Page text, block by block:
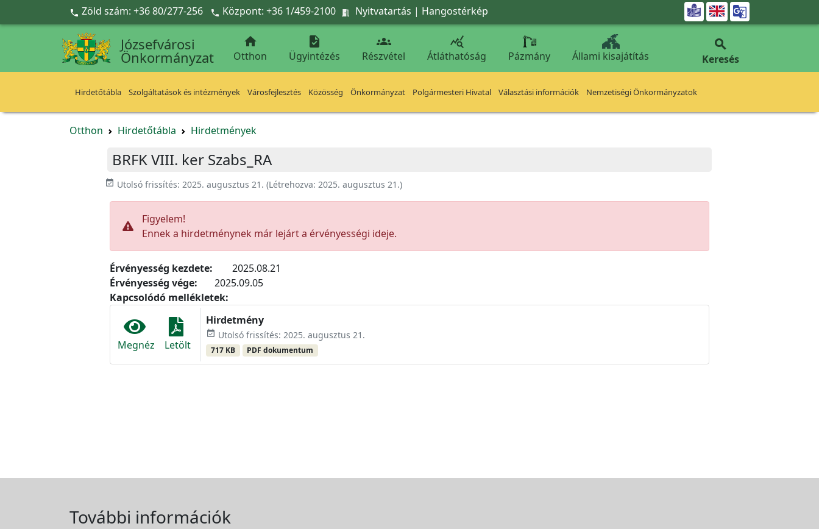
Ugrás a fő tartalomra
 Zöld szám: +36 80/277-256  Központ: +36 1/459-2100  Nyitvatartás | Hangostérkép 
Józsefvárosi
Önkormányzat

Otthon

Ügyintézés

Részvétel

Átláthatóság Pázmány Állami kisajátítás

Keresés
Hirdetőtábla Szolgáltatások és intézmények Városfejlesztés Közösség Önkormányzat Polgármesteri Hivatal Választási információk Nemzetiségi Önkormányzatok
Otthon Hirdetőtábla Hirdetmények
BRFK VIII. ker Szabs_RA
event_available Utolsó frissítés: 2025. augusztus 21. (Létrehozva: 2025. augusztus 21.)
Figyelem!
Ennek a hirdetménynek már lejárt a érvényességi ideje.
Érvényesség kezdete:
2025.08.21
Érvényesség vége:
2025.09.05
Kapcsolódó mellékletek:
Megnéz Letölt
Hirdetmény
event_available Utolsó frissítés: 2025. augusztus 21.
717 KB PDF dokumentum
További információk